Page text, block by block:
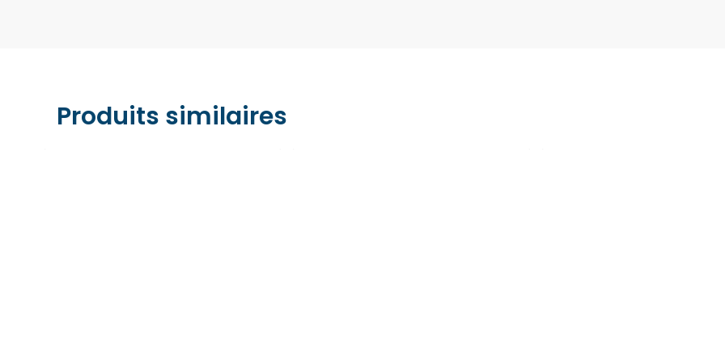
Produits similaires